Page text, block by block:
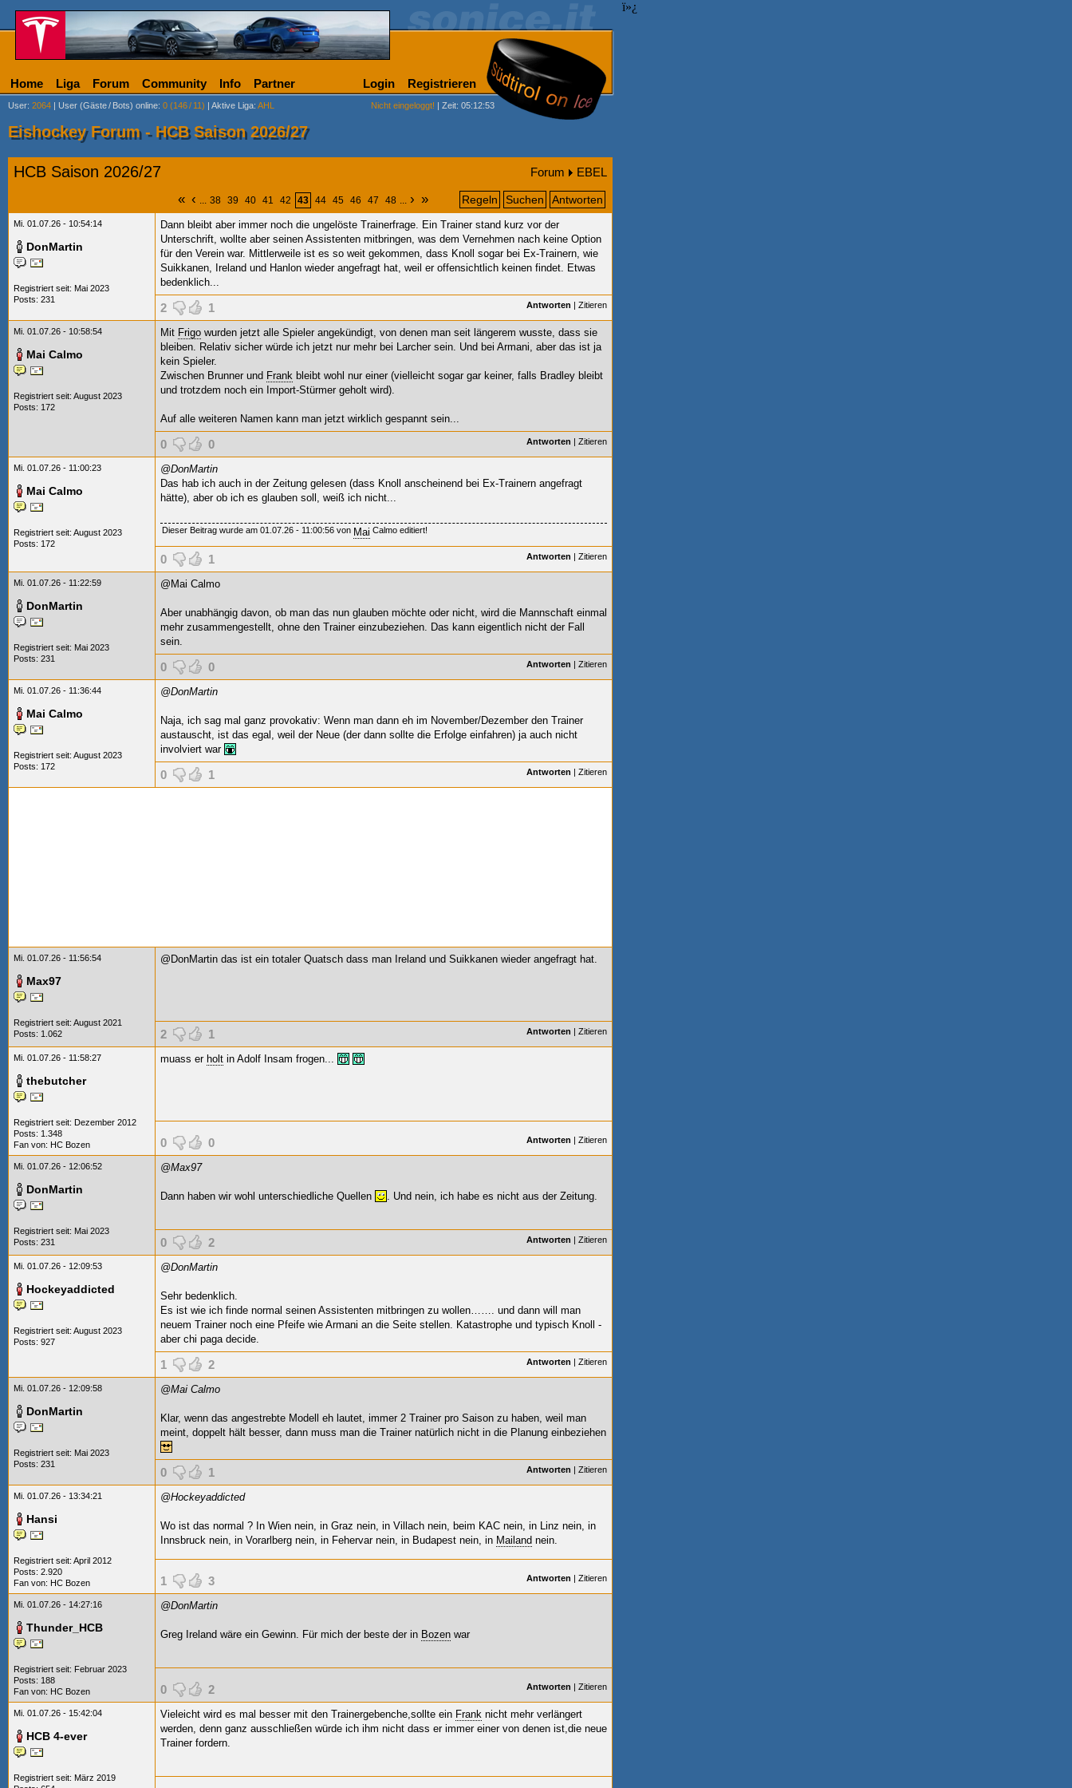
ï»¿
Home Liga Forum Community Info Partner Login Registrieren
User: 2064 | User (Gäste/ Bots) online: 0 (146/ 11) | Aktive Liga: AHL Nicht eingeloggt! | Zeit: 05:12:53
Eishockey Forum - HCB Saison 2026/27
HCB Saison 2026/27 Forum EBEL
« ‹ ... 38 39 40 41 42 43 44 45 46 47 48 ... › » Regeln Suchen Antworten
Mi. 01.07.26 - 10:54:14
DonMartin
Registriert seit: Mai 2023
Posts: 231
Dann bleibt aber immer noch die ungelöste Trainerfrage. Ein Trainer stand kurz vor der
Unterschrift, wollte aber seinen Assistenten mitbringen, was dem Vernehmen nach keine Option
für den Verein war. Mittlerweile ist es so weit gekommen, dass Knoll sogar bei Ex-Trainern, wie
Suikkanen, Ireland und Hanlon wieder angefragt hat, weil er offensichtlich keinen findet. Etwas
bedenklich...
2 1 Antworten | Zitieren
Mi. 01.07.26 - 10:58:54
Mai Calmo
Registriert seit: August 2023
Posts: 172
Mit Frigo wurden jetzt alle Spieler angekündigt, von denen man seit längerem wusste, dass sie
bleiben. Relativ sicher würde ich jetzt nur mehr bei Larcher sein. Und bei Armani, aber das ist ja
kein Spieler.
Zwischen Brunner und Frank bleibt wohl nur einer (vielleicht sogar gar keiner, falls Bradley bleibt
und trotzdem noch ein Import-Stürmer geholt wird).
Auf alle weiteren Namen kann man jetzt wirklich gespannt sein...
0 0 Antworten | Zitieren
Mi. 01.07.26 - 11:00:23
Mai Calmo
Registriert seit: August 2023
Posts: 172
@DonMartin
Das hab ich auch in der Zeitung gelesen (dass Knoll anscheinend bei Ex-Trainern angefragt
hätte), aber ob ich es glauben soll, weiß ich nicht...
Dieser Beitrag wurde am 01.07.26 - 11:00:56 von Mai Calmo editiert!
0 1 Antworten | Zitieren
Mi. 01.07.26 - 11:22:59
DonMartin
Registriert seit: Mai 2023
Posts: 231
@Mai Calmo
Aber unabhängig davon, ob man das nun glauben möchte oder nicht, wird die Mannschaft einmal
mehr zusammengestellt, ohne den Trainer einzubeziehen. Das kann eigentlich nicht der Fall
sein.
0 0 Antworten | Zitieren
Mi. 01.07.26 - 11:36:44
Mai Calmo
Registriert seit: August 2023
Posts: 172
@DonMartin
Naja, ich sag mal ganz provokativ: Wenn man dann eh im November/Dezember den Trainer
austauscht, ist das egal, weil der Neue (der dann sollte die Erfolge einfahren) ja auch nicht
involviert war
0 1 Antworten | Zitieren
Mi. 01.07.26 - 11:56:54
Max97
Registriert seit: August 2021
Posts: 1.062
@DonMartin das ist ein totaler Quatsch dass man Ireland und Suikkanen wieder angefragt hat.
2 1 Antworten | Zitieren
Mi. 01.07.26 - 11:58:27
thebutcher
Registriert seit: Dezember 2012
Posts: 1.348
Fan von: HC Bozen
muass er holt in Adolf Insam frogen...
0 0 Antworten | Zitieren
Mi. 01.07.26 - 12:06:52
DonMartin
Registriert seit: Mai 2023
Posts: 231
@Max97
Dann haben wir wohl unterschiedliche Quellen . Und nein, ich habe es nicht aus der Zeitung.
0 2 Antworten | Zitieren
Mi. 01.07.26 - 12:09:53
Hockeyaddicted
Registriert seit: August 2023
Posts: 927
@DonMartin
Sehr bedenklich.
Es ist wie ich finde normal seinen Assistenten mitbringen zu wollen……. und dann will man
neuem Trainer noch eine Pfeife wie Armani an die Seite stellen. Katastrophe und typisch Knoll -
aber chi paga decide.
1 2 Antworten | Zitieren
Mi. 01.07.26 - 12:09:58
DonMartin
Registriert seit: Mai 2023
Posts: 231
@Mai Calmo
Klar, wenn das angestrebte Modell eh lautet, immer 2 Trainer pro Saison zu haben, weil man
meint, doppelt hält besser, dann muss man die Trainer natürlich nicht in die Planung einbeziehen
0 1 Antworten | Zitieren
Mi. 01.07.26 - 13:34:21
Hansi
Registriert seit: April 2012
Posts: 2.920
Fan von: HC Bozen
@Hockeyaddicted
Wo ist das normal ? In Wien nein, in Graz nein, in Villach nein, beim KAC nein, in Linz nein, in
Innsbruck nein, in Vorarlberg nein, in Fehervar nein, in Budapest nein, in Mailand nein.
1 3 Antworten | Zitieren
Mi. 01.07.26 - 14:27:16
Thunder_HCB
Registriert seit: Februar 2023
Posts: 188
Fan von: HC Bozen
@DonMartin
Greg Ireland wäre ein Gewinn. Für mich der beste der in Bozen war
0 2 Antworten | Zitieren
Mi. 01.07.26 - 15:42:04
HCB 4-ever
Registriert seit: März 2019
Vieleicht wird es mal besser mit den Trainergebenche,sollte ein Frank nicht mehr verlängert
werden, denn ganz ausschließen würde ich ihm nicht dass er immer einer von denen ist,die neue
Trainer fordern.